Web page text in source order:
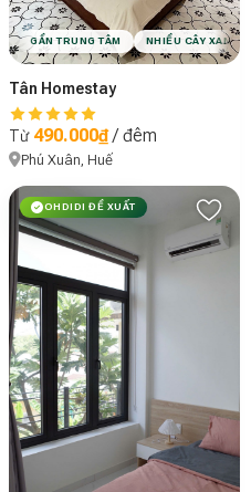
PHÙ HỢP NHÓM BẠN VIBE CHILL
GẦN TRUNG TÂM NHIỀU CÂY XANH
Tân Homestay
Từ 490.000₫/ đêm
Phú Xuân, Huế
HỢP CẶP ĐÔI PHÙ HỢP NHÓM BẠN
OHDIDI ĐỀ XUẤT